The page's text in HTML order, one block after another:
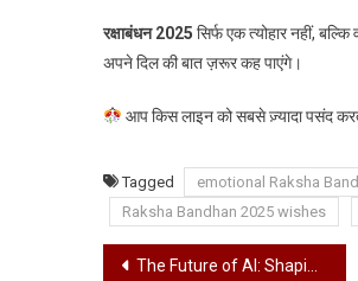
रक्षाबंधन 2025 सिर्फ एक त्योहार नहीं,
अपने दिल की बात ज़रूर कह पाएंगे।
आप किस लाइन को सबसे ज़्यादा पसंद
Tagged emotional Raksha
Raksha Bandhan 2025 wishes
Post
The Future of AI: Shaping Tomorrow, Today